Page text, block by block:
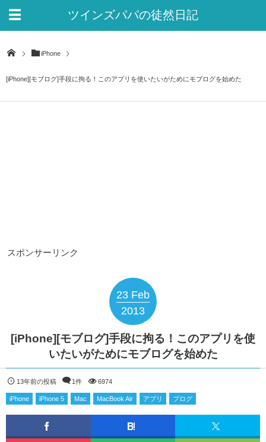
ツインズパパの徒然日記
iPhone
[iPhone][モブログ]手段に拘る！このアプリを使いたいがためにモブログを始めた
スポンサーリンク
23 Feb
2013
[iPhone][モブログ]手段に拘る！このアプリを使
いたいがためにモブログを始めた
13年前の投稿 1件 6974
iPhone iPhone 5 Mac MacBook Air アプリ ブログ